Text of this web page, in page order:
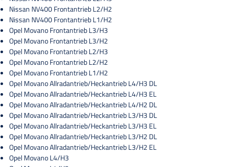
Nissan NV400 Frontantrieb L2/H2
Nissan NV400 Frontantrieb L1/H2
Opel Movano Frontantrieb L3/H3
Opel Movano Frontantrieb L3/H2
Opel Movano Frontantrieb L2/H3
Opel Movano Frontantrieb L2/H2
Opel Movano Frontantrieb L1/H2
Opel Movano Allradantrieb/Heckantrieb L4/H3 DL
Opel Movano Allradantrieb/Heckantrieb L4/H3 EL
Opel Movano Allradantrieb/Heckantrieb L4/H2 DL
Opel Movano Allradantrieb/Heckantrieb L3/H3 DL
Opel Movano Allradantrieb/Heckantrieb L3/H3 EL
Opel Movano Allradantrieb/Heckantrieb L3/H2 DL
Opel Movano Allradantrieb/Heckantrieb L3/H2 EL
Opel Movano L4/H3